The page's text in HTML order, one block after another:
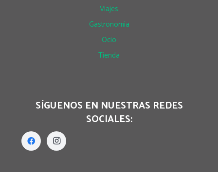
Viajes
Gastronomía
Ocio
Tienda
SÍGUENOS EN NUESTRAS REDES
SOCIALES: